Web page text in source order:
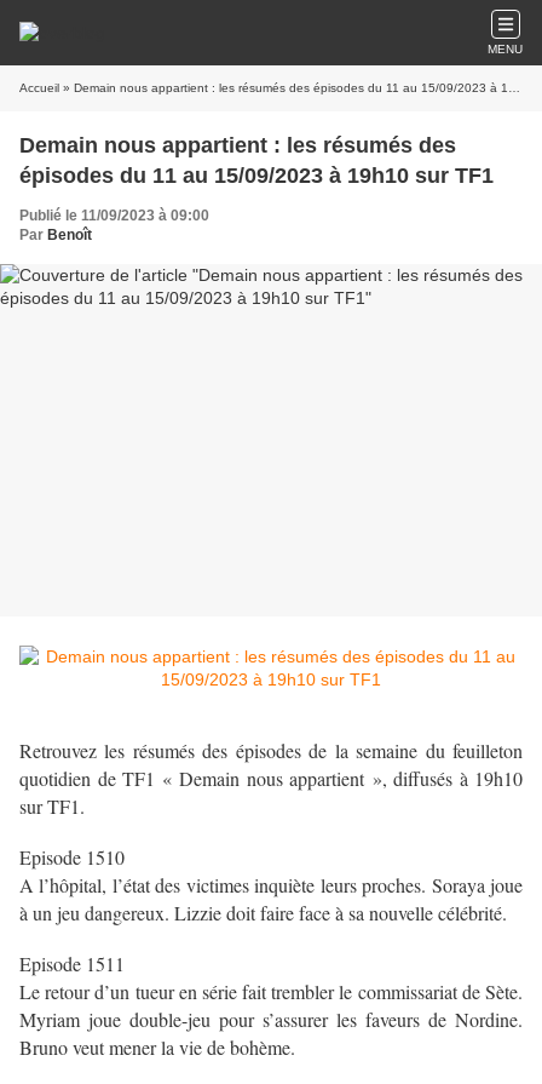
MENU
Accueil » Demain nous appartient : les résumés des épisodes du 11 au 15/09/2023 à 19h10 sur TF1
Demain nous appartient : les résumés des
épisodes du 11 au 15/09/2023 à 19h10 sur TF1
Publié le 11/09/2023 à 09:00
Par Benoît
Retrouvez les résumés des épisodes de la semaine du feuilleton
quotidien de TF1 « Demain nous appartient », diffusés à 19h10
sur TF1.
Episode 1510
A l’hôpital, l’état des victimes inquiète leurs proches. Soraya joue
à un jeu dangereux. Lizzie doit faire face à sa nouvelle célébrité.
Episode 1511
Le retour d’un tueur en série fait trembler le commissariat de Sète.
Myriam joue double-jeu pour s’assurer les faveurs de Nordine.
Bruno veut mener la vie de bohème.